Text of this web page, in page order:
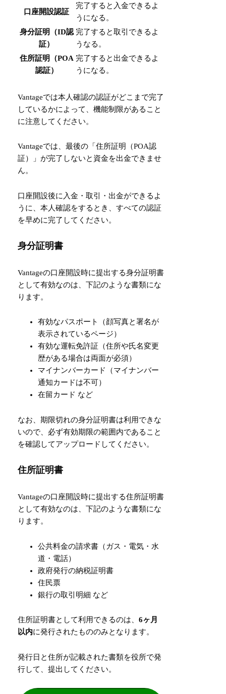
口座開設認証
完了すると入金できるよ
うになる。
身分証明（ID認
証）
完了すると取引できるよ
うなる。
住所証明（POA
認証）
完了すると出金できるよ
うになる。
Vantageでは本人確認の認証がどこまで完了
しているかによって、機能制限があること
に注意してください。
Vantageでは、最後の「住所証明（POA認
証）」が完了しないと資金を出金できませ
ん。
口座開設後に入金・取引・出金ができるよ
うに、本人確認をするとき、すべての認証
を早めに完了してください。
身分証明書
Vantageの口座開設時に提出する身分証明書
として有効なのは、下記のような書類にな
ります。
有効なパスポート（顔写真と署名が
表示されているページ）
有効な運転免許証（住所や氏名変更
歴がある場合は両面が必須）
マイナンバーカード（マイナンバー
通知カードは不可）
在留カード など
なお、期限切れの身分証明書は利用できな
いので、必ず有効期限の範囲内であること
を確認してアップロードしてください。
住所証明書
Vantageの口座開設時に提出する住所証明書
として有効なのは、下記のような書類にな
ります。
公共料金の請求書（ガス・電気・水
道・電話）
政府発行の納税証明書
住民票
銀行の取引明細 など
住所証明書として利用できるのは、6ヶ月
以内に発行されたもののみとなります。
発行日と住所が記載された書類を役所で発
行して、提出してください。